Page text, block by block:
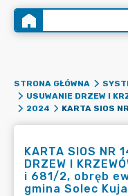
STRONA GŁÓWNA
USUWANIE DRZEW I
2024
KARTA SIOS NR
DRZEW I
i 681/2, obręb
gmina Solec